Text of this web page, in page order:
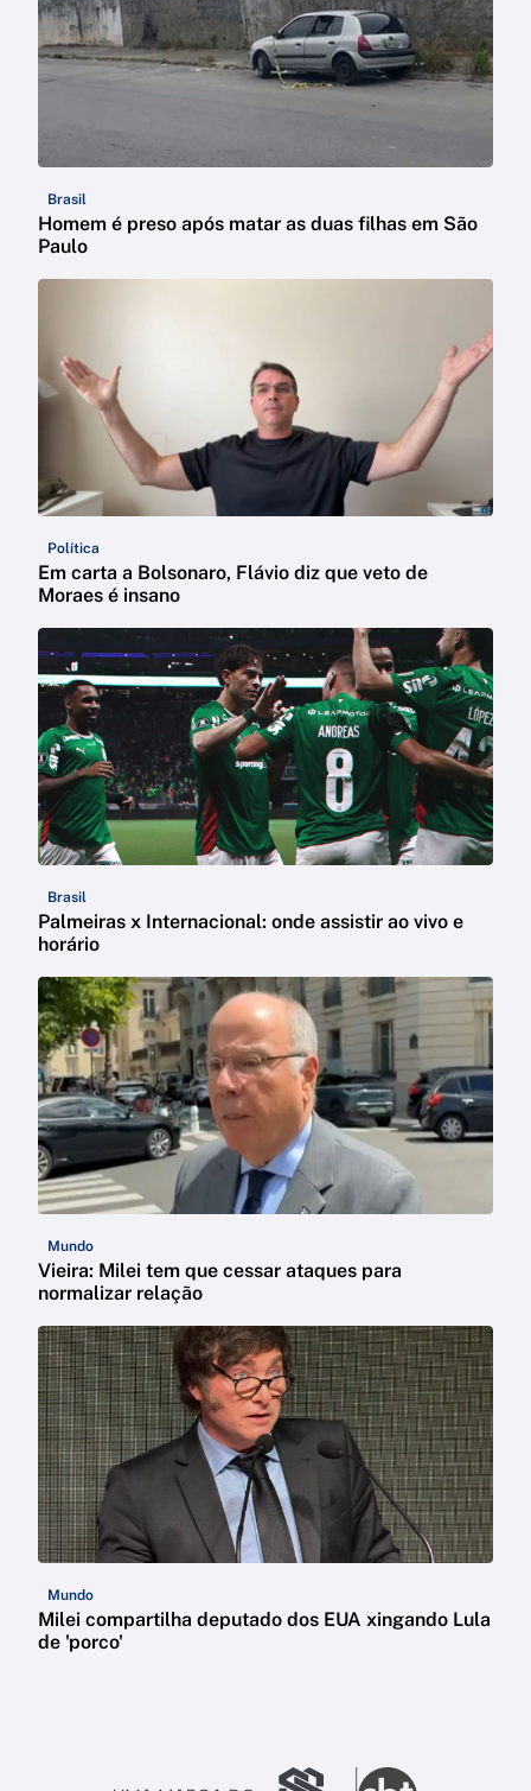
Brasil
Homem é preso após matar as duas filhas em São
Paulo
Política
Em carta a Bolsonaro, Flávio diz que veto de
Moraes é insano
Brasil
Palmeiras x Internacional: onde assistir ao vivo e
horário
Mundo
Vieira: Milei tem que cessar ataques para
normalizar relação
Mundo
Milei compartilha deputado dos EUA xingando Lula
de 'porco'